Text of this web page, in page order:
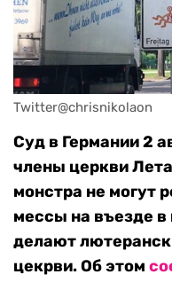
Twitter@chrisnikolaon
Суд в Германии 2
члены церкви
монстра не могут
мессы на въезде в
делают
цекрви. Об этом